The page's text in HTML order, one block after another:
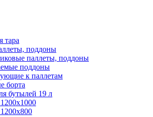
тара
поддоны
паллеты, поддоны
поддоны
к паллетам
борта
бутылей 19 л